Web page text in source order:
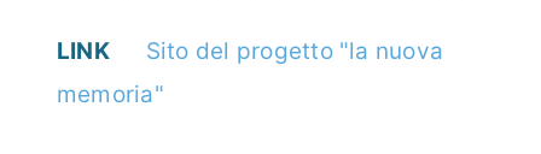
LINK
Sito del progetto "la nuova
memoria"